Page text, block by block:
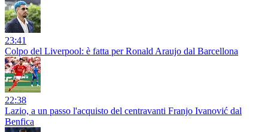
23:41
Colpo del Liverpool: è fatta per Ronald Araujo dal Barcellona
22:38
Lazio, a un passo l'acquisto del centravanti Franjo Ivanović dal
Benfica